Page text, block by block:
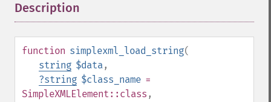
Description
function simplexml_load_string(
string $data,
?string $class_name =
SimpleXMLElement::class ,